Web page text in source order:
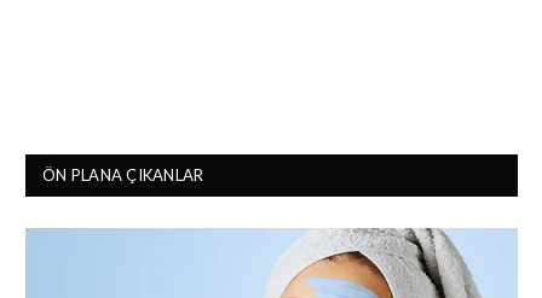
ÖN PLANA ÇIKANLAR